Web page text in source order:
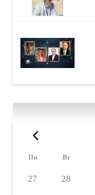
Пн Вт
27 28